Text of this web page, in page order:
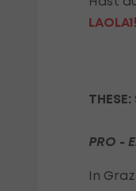
LAOLA1!
PRO -
In